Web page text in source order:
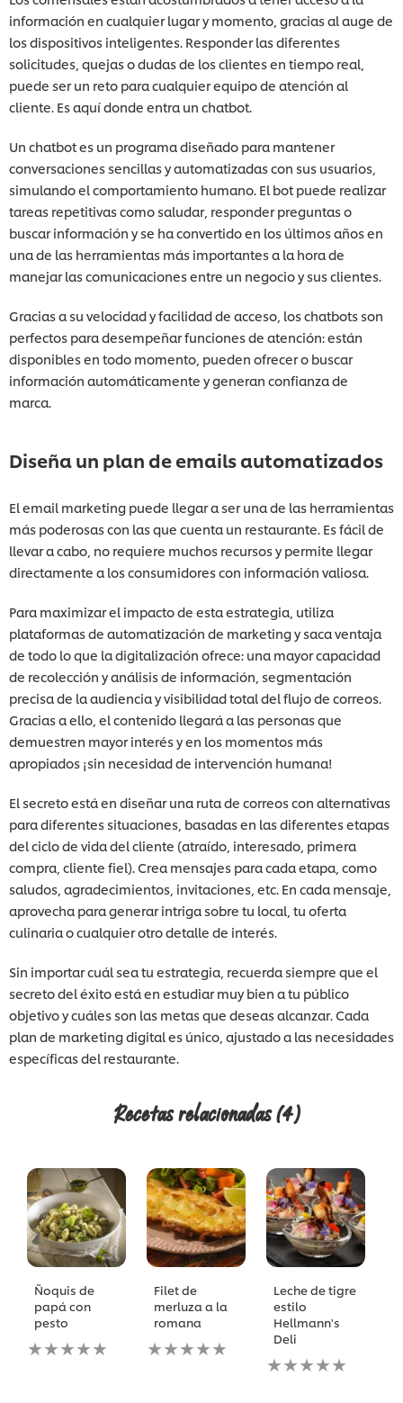
información en cualquier lugar y momento, gracias al auge de
los dispositivos inteligentes. Responder las diferentes
solicitudes, quejas o dudas de los clientes en tiempo real,
puede ser un reto para cualquier equipo de atención al
cliente. Es aquí donde entra un chatbot.
Un chatbot es un programa diseñado para mantener
conversaciones sencillas y automatizadas con sus usuarios,
simulando el comportamiento humano. El bot puede realizar
tareas repetitivas como saludar, responder preguntas o
buscar información y se ha convertido en los últimos años en
una de las herramientas más importantes a la hora de
manejar las comunicaciones entre un negocio y sus clientes.
Gracias a su velocidad y facilidad de acceso, los chatbots son
perfectos para desempeñar funciones de atención: están
disponibles en todo momento, pueden ofrecer o buscar
información automáticamente y generan confianza de
marca.
Diseña un plan de emails automatizados
El email marketing puede llegar a ser una de las herramientas
más poderosas con las que cuenta un restaurante. Es fácil de
llevar a cabo, no requiere muchos recursos y permite llegar
directamente a los consumidores con información valiosa.
Para maximizar el impacto de esta estrategia, utiliza
plataformas de automatización de marketing y saca ventaja
de todo lo que la digitalización ofrece: una mayor capacidad
de recolección y análisis de información, segmentación
precisa de la audiencia y visibilidad total del flujo de correos.
Gracias a ello, el contenido llegará a las personas que
demuestren mayor interés y en los momentos más
apropiados ¡sin necesidad de intervención humana!
El secreto está en diseñar una ruta de correos con alternativas
para diferentes situaciones, basadas en las diferentes etapas
del ciclo de vida del cliente (atraído, interesado, primera
compra, cliente fiel). Crea mensajes para cada etapa, como
saludos, agradecimientos, invitaciones, etc. En cada mensaje,
aprovecha para generar intriga sobre tu local, tu oferta
culinaria o cualquier otro detalle de interés.
Sin importar cuál sea tu estrategia, recuerda siempre que el
secreto del éxito está en estudiar muy bien a tu público
objetivo y cuáles son las metas que deseas alcanzar. Cada
plan de marketing digital es único, ajustado a las necesidades
específicas del restaurante.
Recetas relacionadas(4)
Ñoquis de
papá con
pesto
No
se
Filet de
merluza a la
romana
No
se
Leche de tigre
estilo
Hellmann's
Deli
No
se